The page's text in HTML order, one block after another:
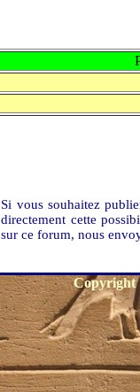
Si vous souhaitez
directement cette
sur ce forum, nous
Copyright